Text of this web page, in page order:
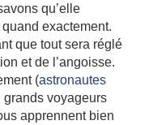
qu’elle
exactement.
que tout sera réglé
et de l’angoisse.
(astronautes
voyageurs
apprennent bien